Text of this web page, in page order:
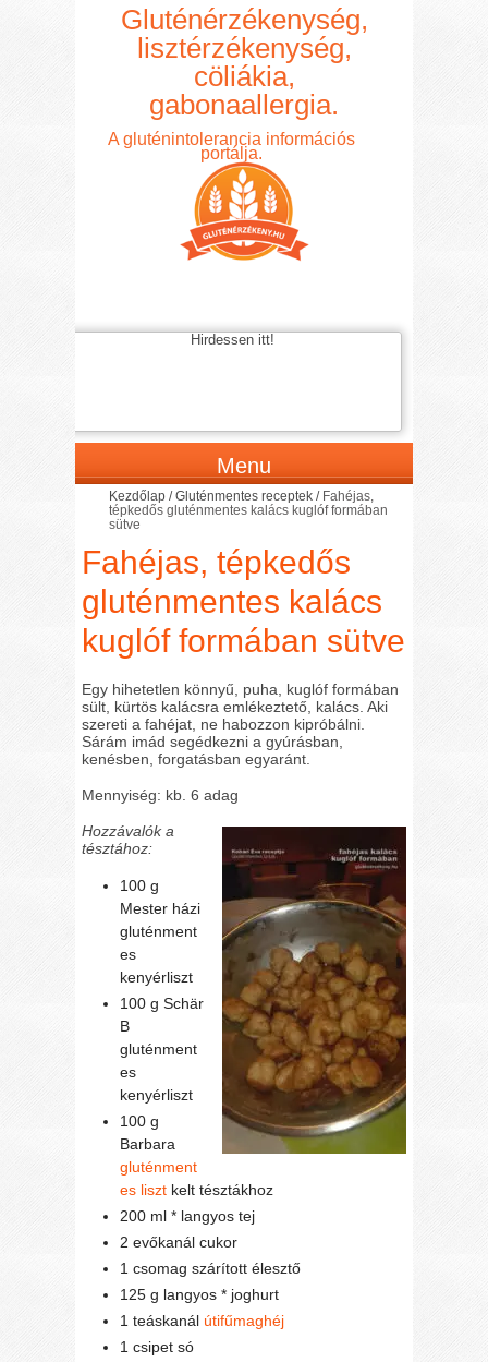
Gluténérzékenység,
lisztérzékenység,
cöliákia,
gabonaallergia.
A gluténintolerancia információs
portálja.
Hirdessen itt!
Menu
Kezdőlap /Gluténmentes receptek / Fahéjas,
tépkedős gluténmentes kalács kuglóf formában
sütve
Fahéjas, tépkedős
gluténmentes kalács
kuglóf formában sütve
Egy hihetetlen könnyű, puha, kuglóf formában
sült, kürtös kalácsra emlékeztető, kalács. Aki
szereti a fahéjat, ne habozzon kipróbálni.
Sárám imád segédkezni a gyúrásban,
kenésben, forgatásban egyaránt.
Mennyiség: kb. 6 adag
Hozzávalók a
tésztához:
100 g
Mester házi
gluténment
es
kenyérliszt
100 g Schär
B
gluténment
es
kenyérliszt
100 g
Barbara
gluténment
es liszt kelt tésztákhoz
200 ml * langyos tej
2 evőkanál cukor
1 csomag szárított élesztő
125 g langyos * joghurt
1 teáskanál útifűmaghéj
1 csipet só